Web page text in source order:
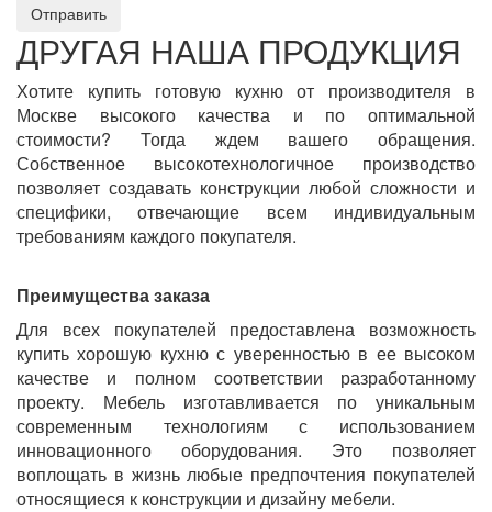
Отправить
ДРУГАЯ НАША ПРОДУКЦИЯ
Хотите купить готовую кухню от производителя в
Москве высокого качества и по оптимальной
стоимости? Тогда ждем вашего обращения.
Собственное высокотехнологичное производство
позволяет создавать конструкции любой сложности и
специфики, отвечающие всем индивидуальным
требованиям каждого покупателя.
Преимущества заказа
Для всех покупателей предоставлена возможность
купить хорошую кухню с уверенностью в ее высоком
качестве и полном соответствии разработанному
проекту. Мебель изготавливается по уникальным
современным технологиям с использованием
инновационного оборудования. Это позволяет
воплощать в жизнь любые предпочтения покупателей
относящиеся к конструкции и дизайну мебели.